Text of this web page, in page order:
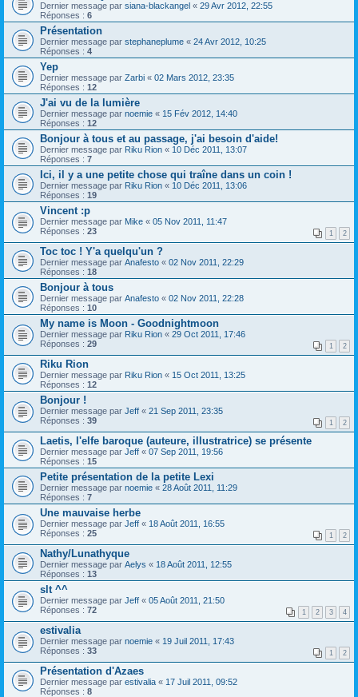
Dernier message par siana-blackangel « 29 Avr 2012, 22:55
Réponses : 6
Présentation
Dernier message par stephaneplume « 24 Avr 2012, 10:25
Réponses : 4
Yep
Dernier message par Zarbi « 02 Mars 2012, 23:35
Réponses : 12
J'ai vu de la lumière
Dernier message par noemie « 15 Fév 2012, 14:40
Réponses : 12
Bonjour à tous et au passage, j'ai besoin d'aide!
Dernier message par Riku Rion « 10 Déc 2011, 13:07
Réponses : 7
Ici, il y a une petite chose qui traîne dans un coin !
Dernier message par Riku Rion « 10 Déc 2011, 13:06
Réponses : 19
Vincent :p
Dernier message par Mike « 05 Nov 2011, 11:47
Réponses : 23 1 2
Toc toc ! Y'a quelqu'un ?
Dernier message par Anafesto « 02 Nov 2011, 22:29
Réponses : 18
Bonjour à tous
Dernier message par Anafesto « 02 Nov 2011, 22:28
Réponses : 10
My name is Moon - Goodnightmoon
Dernier message par Riku Rion « 29 Oct 2011, 17:46
Réponses : 29 1 2
Riku Rion
Dernier message par Riku Rion « 15 Oct 2011, 13:25
Réponses : 12
Bonjour !
Dernier message par Jeff « 21 Sep 2011, 23:35
Réponses : 39 1 2
Laetis, l'elfe baroque (auteure, illustratrice) se présente
Dernier message par Jeff « 07 Sep 2011, 19:56
Réponses : 15
Petite présentation de la petite Lexi
Dernier message par noemie « 28 Août 2011, 11:29
Réponses : 7
Une mauvaise herbe
Dernier message par Jeff « 18 Août 2011, 16:55
Réponses : 25 1 2
Nathy/Lunathyque
Dernier message par Aelys « 18 Août 2011, 12:55
Réponses : 13
slt ^^
Dernier message par Jeff « 05 Août 2011, 21:50
Réponses : 72 1 2 3 4
estivalia
Dernier message par noemie « 19 Juil 2011, 17:43
Réponses : 33 1 2
Présentation d'Azaes
Dernier message par estivalia « 17 Juil 2011, 09:52
Réponses : 8